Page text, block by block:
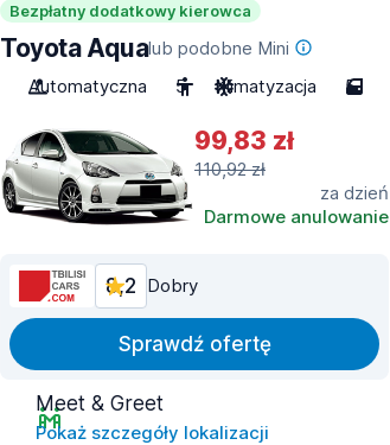
Bezpłatny dodatkowy kierowca
Toyota Aqualub podobne Mini
Automatyczna
5 Klimatyzacja 5
99,83 zł
110,92 zł
za dzień
Darmowe anulowanie
8,2 Dobry
Sprawdź ofertę
Meet & Greet
Pokaż szczegóły lokalizacji